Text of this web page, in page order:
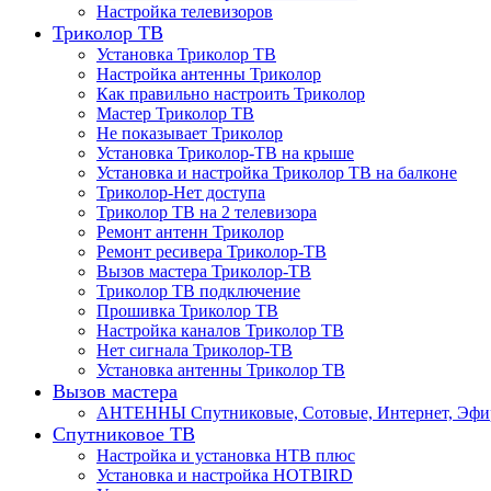
Настройка телевизоров
Триколор ТВ
Установка Триколор ТВ
Настройка антенны Триколор
Как правильно настроить Триколор
Мастер Триколор ТВ
Не показывает Триколор
Установка Триколор-ТВ на крыше
Установка и настройка Триколор ТВ на балконе
Триколор-Нет доступа
Триколор ТВ на 2 телевизора
Ремонт антенн Триколор
Ремонт ресивера Триколор-ТВ
Вызов мастера Триколор-ТВ
Триколор ТВ подключение
Прошивка Триколор ТВ
Настройка каналов Триколор ТВ
Нет сигнала Триколор-ТВ
Установка антенны Триколор ТВ
Вызов мастера
АНТЕННЫ Спутниковые, Сотовые, Интернет,
Спутниковое ТВ
Настройка и установка НТВ плюс
Установка и настройка HOTBIRD